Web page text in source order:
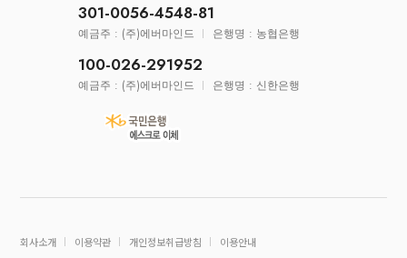
301-0056-4548-81
예금주 : (주)에버마인드 은행명 : 농협은행
100-026-291952
예금주 : (주)에버마인드 은행명 : 신한은행
회사소개 이용약관 개인정보취급방침 이용안내